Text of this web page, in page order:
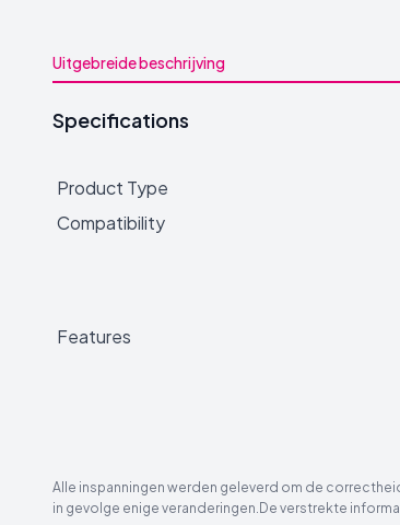
Uitgebreide beschrijving
Specifications
Product Type
Compatibility
Features
Alle inspanningen werden geleverd om de
in gevolge enige veranderingen.De verstrekte